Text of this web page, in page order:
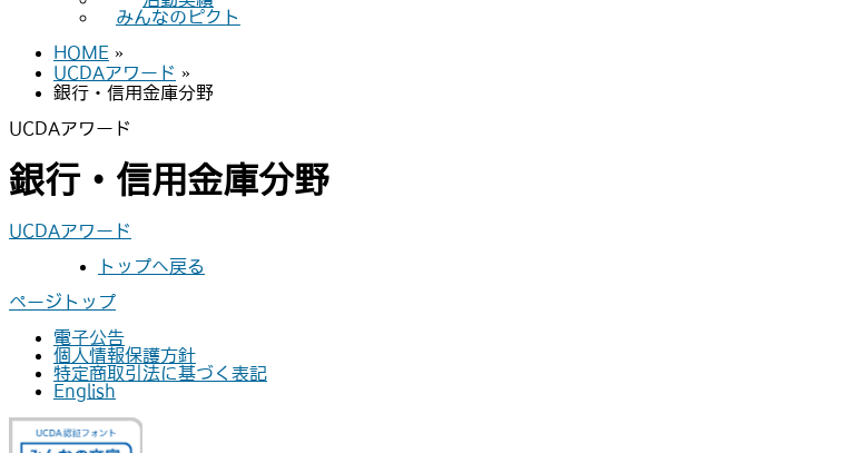
みんなのピクト
HOME »
UCDAアワード »
銀行・信用金庫分野
UCDAアワード
銀行・信用金庫分野
UCDAアワード
トップへ戻る
ページトップ
電子公告
個人情報保護方針
特定商取引法に基づく表記
English